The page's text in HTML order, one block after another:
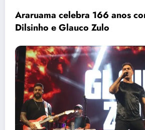
Araruama celebra 166 anos
Dilsinho e Glauco Zulo